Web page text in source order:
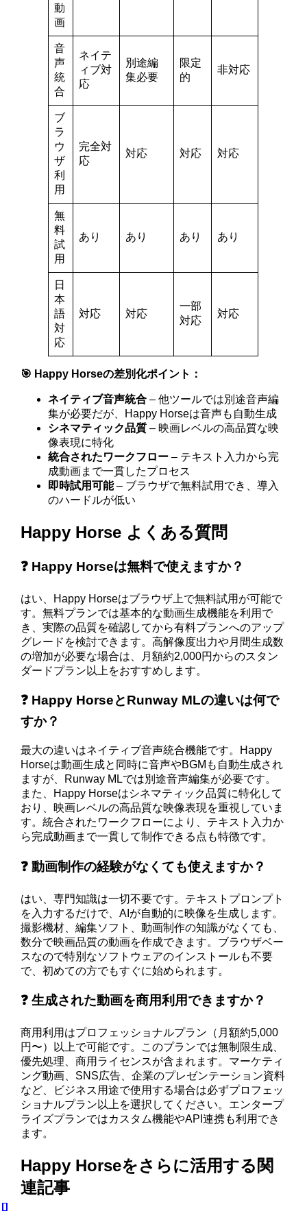
動
画
音
声
統
合
ネイテ
ィブ対
応
別途編
集必要
限定
的
非対応
ブ
ラ
ウ
ザ
利
用
完全対
応
対応 対応 対応
無
料
試
用
あり あり あり あり
日
本
語
対
応
対応 対応
一部
対応
対応
🎯 Happy Horseの差別化ポイント：
ネイティブ音声統合 – 他ツールでは別途音声編
集が必要だが、Happy Horseは音声も自動生成
シネマティック品質 – 映画レベルの高品質な映
像表現に特化
統合されたワークフロー – テキスト入力から完
成動画まで一貫したプロセス
即時試用可能– ブラウザで無料試用でき、導入
のハードルが低い
Happy Horse よくある質問
❓ Happy Horseは無料で使えますか？
はい、Happy Horseはブラウザ上で無料試用が可能で
す。無料プランでは基本的な動画生成機能を利用で
き、実際の品質を確認してから有料プランへのアップ
グレードを検討できます。高解像度出力や月間生成数
の増加が必要な場合は、月額約2,000円からのスタン
ダードプラン以上をおすすめします。
❓ Happy HorseとRunway MLの違いは何で
すか？
最大の違いはネイティブ音声統合機能です。Happy
Horseは動画生成と同時に音声やBGMも自動生成され
ますが、Runway MLでは別途音声編集が必要です。
また、Happy Horseはシネマティック品質に特化して
おり、映画レベルの高品質な映像表現を重視していま
す。統合されたワークフローにより、テキスト入力か
ら完成動画まで一貫して制作できる点も特徴です。
❓ 動画制作の経験がなくても使えますか？
はい、専門知識は一切不要です。テキストプロンプト
を入力するだけで、AIが自動的に映像を生成します。
撮影機材、編集ソフト、動画制作の知識がなくても、
数分で映画品質の動画を作成できます。ブラウザベー
スなので特別なソフトウェアのインストールも不要
で、初めての方でもすぐに始められます。
❓ 生成された動画を商用利用できますか？
商用利用はプロフェッショナルプラン（月額約5,000
円〜）以上で可能です。このプランでは無制限生成、
優先処理、商用ライセンスが含まれます。マーケティ
ング動画、SNS広告、企業のプレゼンテーション資料
など、ビジネス用途で使用する場合は必ずプロフェッ
ショナルプラン以上を選択してください。エンタープ
ライズプランではカスタム機能やAPI連携も利用でき
ます。
Happy Horseをさらに活用する関
連記事